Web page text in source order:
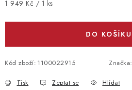
Měrná cena:
1 949 Kč / 1 ks
DO KOŠÍKU
Kód zboží: 1100022915 Značka:
Tisk Zeptat se Hlídat